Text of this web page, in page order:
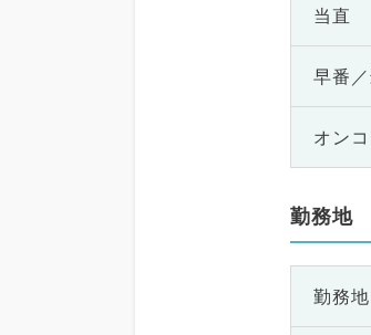
当直
早番
オン
勤務地
勤務地